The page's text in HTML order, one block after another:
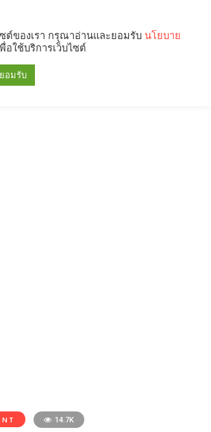
14.7K
ซต์ของเรา กรุณาอ่านและยอมรับ นโยบาย
พื่อใช้บริการเว็บไซต์
ยอมรับ